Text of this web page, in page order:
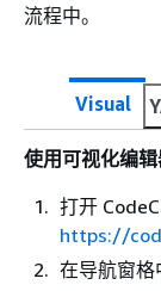
流程中。
Visual
使用可视化编
打开
https://
在导航窗格